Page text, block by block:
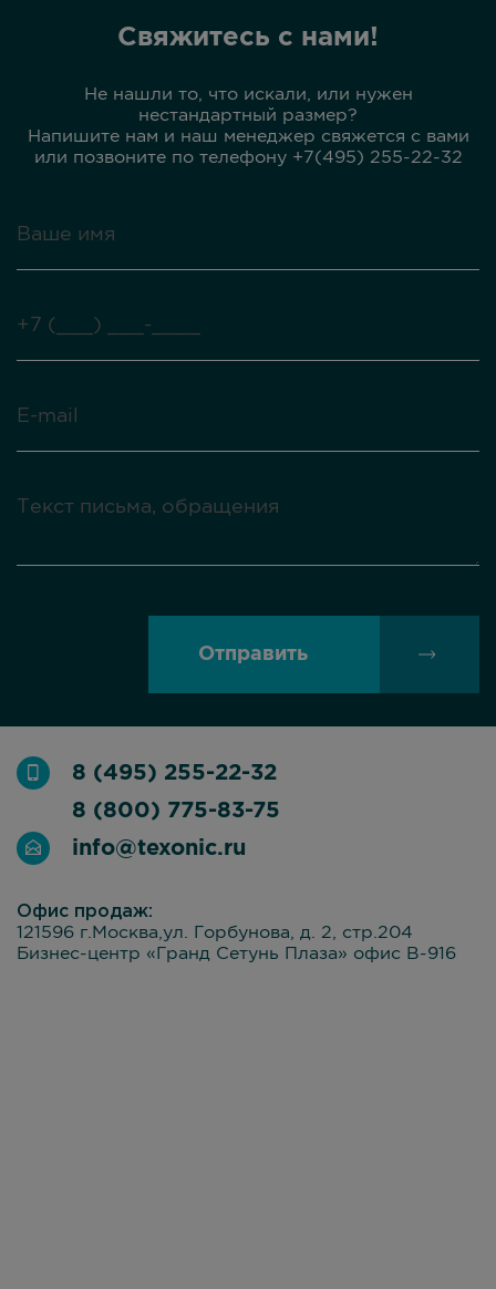
Свяжитесь с нами!
Не нашли то, что искали, или нужен
нестандартный размер?
Напишите нам и наш менеджер свяжется с вами
или позвоните по телефону +7(495) 255-22-32
Отправить
8 (495) 255-22-32
8 (800) 775-83-75
info@texonic.ru
Офис продаж:
121596 г.Москва,ул. Горбунова, д. 2, стр.204
Бизнес-центр «Гранд Сетунь Плаза» офис В-916